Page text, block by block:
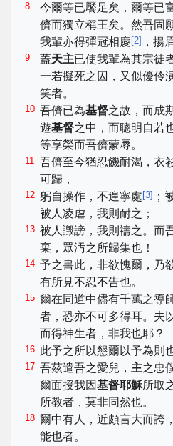
8 今爾等已饜足矣，爾等已
儕而獨立稱王矣。然吾固
我輩亦得彈冠相慶 [2] ，揚
9 蓋天主已使我輩為其宗徒
一若擬死之囚，又似優伶
笑者。
10 吾儕已為基督之故，而成
遊基督之中，而聰明自若
等享榮而吾儕蒙辱。
11 吾儕至今猶忍饑耐渴，衣
可歸，
12 躬自操作，不遑寧處 [3] ；
被人凌虐，我則耐之；
13 被人譭謗，我則禱之。而
棄，眾汚之所歸集也！
14 予之書此，非欲愧爾，乃
有所見不忍不告也。
15 爾在同道中儘有千萬之導
者，恐亦不可多得耳。夫
而得神生者，非我也耶？
16 此予之所以懇爾以予為則
17 吾茲遣吾之愛兒，主之忠
爾面授我因基督耶穌所取
所教者，莫非同然也。
18 爾中有人，近頗言大而誇
能也者。